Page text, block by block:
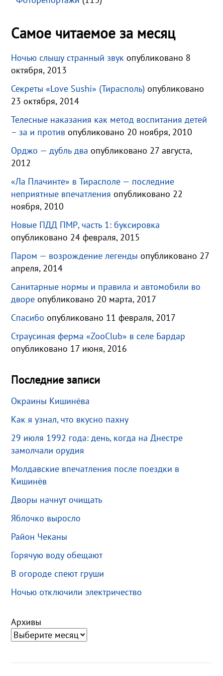
Самое читаемое за месяц
Ночью слышу странный звук опубликовано 8
октября, 2013
Секреты «Love Sushi» (Тирасполь) опубликовано
23 октября, 2014
Телесные наказания как метод воспитания детей
– за и против опубликовано 20 ноября, 2010
Орджо — дубль два опубликовано 27 августа,
2012
«Ла Плачинте» в Тирасполе — последние
неприятные впечатления опубликовано 22
ноября, 2010
Новые ПДД ПМР, часть 1: буксировка
опубликовано 24 февраля, 2015
Паром — возрождение легенды опубликовано 27
апреля, 2014
Санитарные нормы и правила и автомобили во
дворе опубликовано 20 марта, 2017
Спасибо опубликовано 11 февраля, 2017
Страусиная ферма «ZooClub» в селе Бардар
опубликовано 17 июня, 2016
Последние записи
Окраины Кишинёва
Как я узнал, что вкусно пахну
29 июля 1992 года: день, когда на Днестре
замолчали орудия
Молдавские впечатления после поездки в
Кишинёв
Дворы начнут очищать
Яблочко выросло
Район Чеканы
Горячую воду обещают
В огороде спеют груши
Ночью отключили электричество
Архивы